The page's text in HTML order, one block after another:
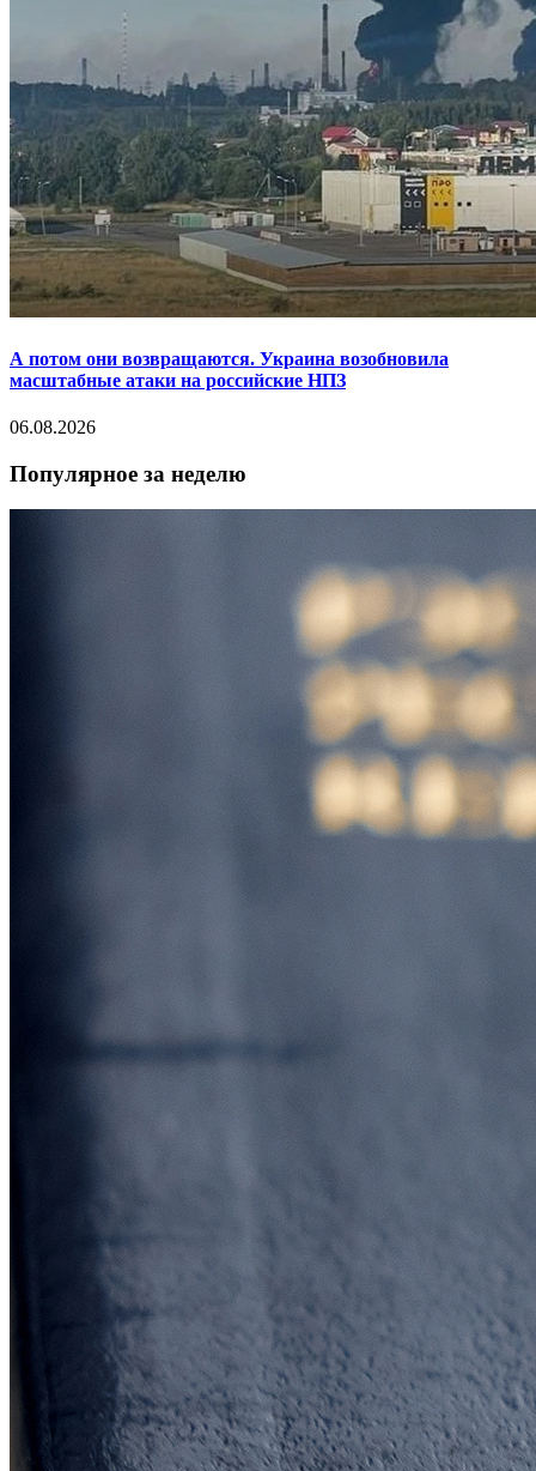
А потом они возвращаются. Украина возобновила
масштабные атаки на российские НПЗ
06.08.2026
Популярное за неделю